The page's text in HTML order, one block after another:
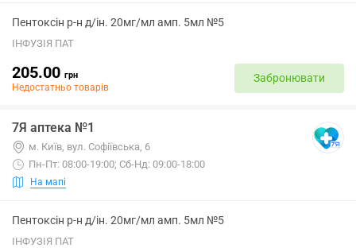
Пентоксін р-н д/ін. 20мг/мл амп. 5мл №5
ІНФУЗІЯ ПАТ
205.00 грн
Недостатньо товарів
Забронювати
7Я аптека №1
м. Київ, вул. Софiївська, 6
Пн-Пт: 08:00-19:00; Сб-Нд: 09:00-18:00
На мапі
Пентоксін р-н д/ін. 20мг/мл амп. 5мл №5
ІНФУЗІЯ ПАТ